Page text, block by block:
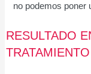
no podemos poner
RESULTADO
TRATAMIENTO